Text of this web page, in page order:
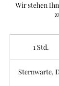
Wir stehen
1 Std.
d
Sternwarte,